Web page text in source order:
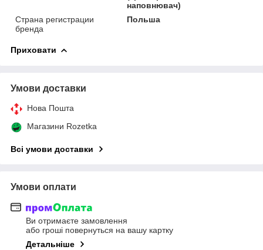
наповнювач)
Страна регистрации
бренда
Польша
Приховати
Умови доставки
Нова Пошта
Магазини Rozetka
Всі умови доставки
Умови оплати
Ви отримаєте замовлення
або гроші повернуться на вашу картку
Детальніше